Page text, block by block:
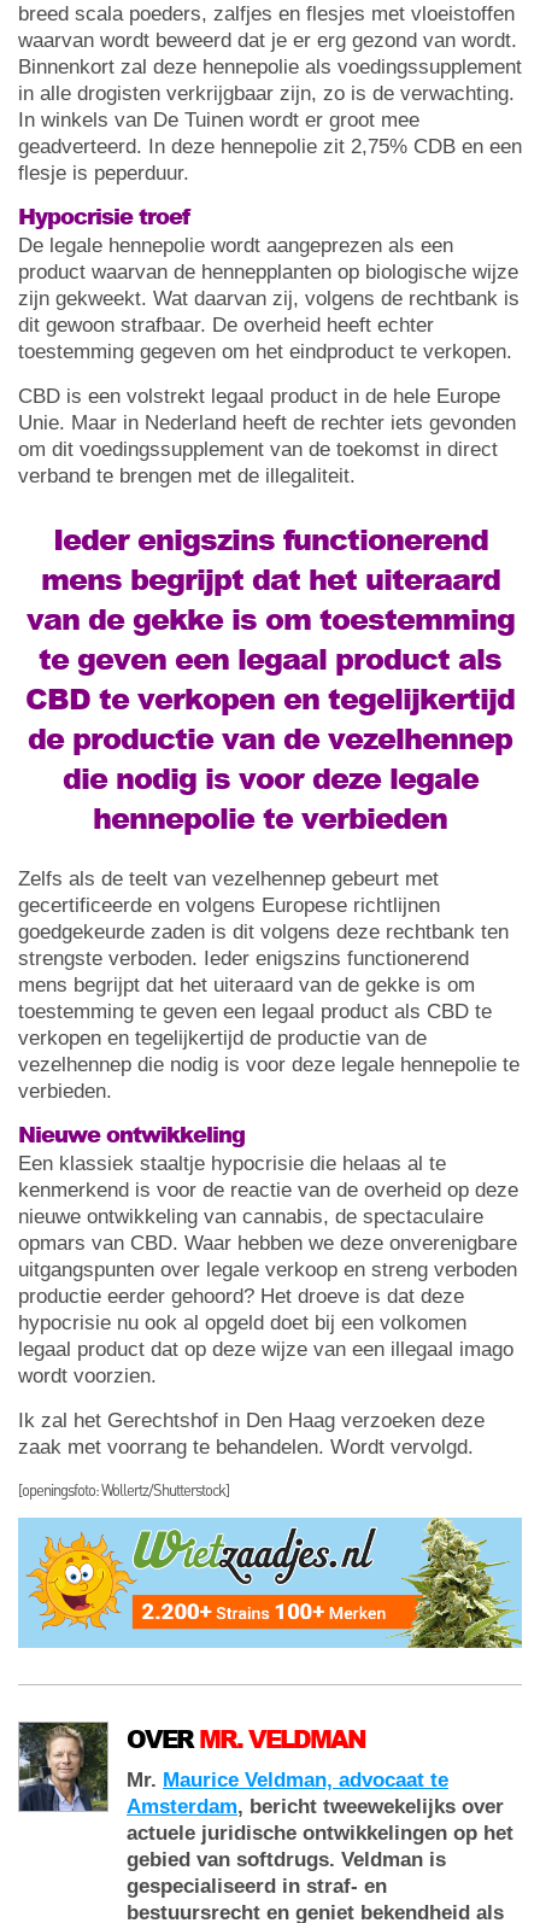
breed scala poeders, zalfjes en flesjes met vloeistoffen
waarvan wordt beweerd dat je er erg gezond van wordt.
Binnenkort zal deze hennepolie als voedingssupplement
in alle drogisten verkrijgbaar zijn, zo is de verwachting.
In winkels van De Tuinen wordt er groot mee
geadverteerd. In deze hennepolie zit 2,75% CDB en een
flesje is peperduur.
Hypocrisie troef
De legale hennepolie wordt aangeprezen als een
product waarvan de hennepplanten op biologische wijze
zijn gekweekt. Wat daarvan zij, volgens de rechtbank is
dit gewoon strafbaar. De overheid heeft echter
toestemming gegeven om het eindproduct te verkopen.
CBD is een volstrekt legaal product in de hele Europe
Unie. Maar in Nederland heeft de rechter iets gevonden
om dit voedingssupplement van de toekomst in direct
verband te brengen met de illegaliteit.
Ieder enigszins functionerend
mens begrijpt dat het uiteraard
van de gekke is om toestemming
te geven een legaal product als
CBD te verkopen en tegelijkertijd
de productie van de vezelhennep
die nodig is voor deze legale
hennepolie te verbieden
Zelfs als de teelt van vezelhennep gebeurt met
gecertificeerde en volgens Europese richtlijnen
goedgekeurde zaden is dit volgens deze rechtbank ten
strengste verboden. Ieder enigszins functionerend
mens begrijpt dat het uiteraard van de gekke is om
toestemming te geven een legaal product als CBD te
verkopen en tegelijkertijd de productie van de
vezelhennep die nodig is voor deze legale hennepolie te
verbieden.
Nieuwe ontwikkeling
Een klassiek staaltje hypocrisie die helaas al te
kenmerkend is voor de reactie van de overheid op deze
nieuwe ontwikkeling van cannabis, de spectaculaire
opmars van CBD. Waar hebben we deze onverenigbare
uitgangspunten over legale verkoop en streng verboden
productie eerder gehoord? Het droeve is dat deze
hypocrisie nu ook al opgeld doet bij een volkomen
legaal product dat op deze wijze van een illegaal imago
wordt voorzien.
Ik zal het Gerechtshof in Den Haag verzoeken deze
zaak met voorrang te behandelen. Wordt vervolgd.
[openingsfoto: Wollertz/Shutterstock]
OVERMR. VELDMAN
Mr. Maurice Veldman, advocaat te
Amsterdam, bericht tweewekelijks over
actuele juridische ontwikkelingen op het
gebied van softdrugs. Veldman is
gespecialiseerd in straf- en
bestuursrecht en geniet bekendheid als